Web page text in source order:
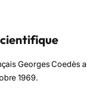
Georges Coedès a
1969.